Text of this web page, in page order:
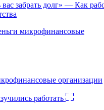
забрать долг» — Как
организации